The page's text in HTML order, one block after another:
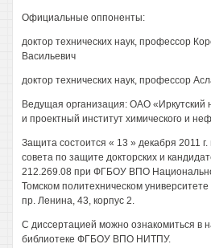
Официальные оппоненты:
доктор технических наук, профессор
Васильевич
доктор технических наук, профессор
Ведущая организация: ОАО «Иркутский
и проектный институт химического и
Защита состоится « 13 » декабря 2011
совета по защите докторских и
212.269.08 при ФГБОУ ВПО
Томском политехническом
пр. Ленина, 43, корпус 2.
С диссертацией можно ознакомиться в
библиотеке ФГБОУ ВПО НИТПУ.